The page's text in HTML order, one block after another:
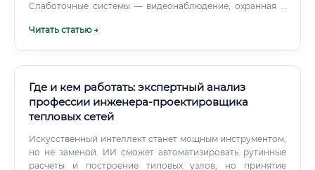
Слаботочные системы — видеонаблюдение, охранная и
сети (СКС), системы контроля доступа (СКУД) 🖥️
систем АСУТП 🏠 Управление инженерными системами —
интеграция всех систем в единую платформу управления
(BMS, SCADA) Круг обязанностей: что делает специалист
(схемы, чертежи в AutoCAD, Revit, nanoCAD) ✅ Расчёт
нагрузок электрических сетей ✅ Подбор оборудования и
составление спецификаций ✅ Согласование проектов с
Читать статью →
Где и кем работать: экспертный анализ
профессии инженера-проектировщика
тепловых сетей
Искусственный интеллект станет мощным инструментом,
но не заменой. ИИ сможет автоматизировать рутинные
расчеты и построение типовых узлов, но принятие